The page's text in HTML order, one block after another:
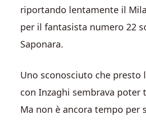
riportando lentamente il
per il fantasista numero 22
Saponara.
Uno sconosciuto che presto
con Inzaghi sembrava poter
Ma non è ancora tempo per